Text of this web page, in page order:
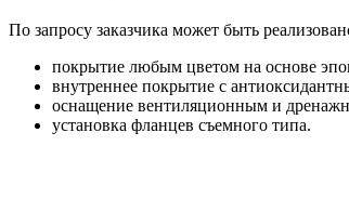
По запросу заказчика может быть
покрытие любым цветом на основе
внутреннее покрытие с
оснащение вентиляционным и
установка фланцев съемного типа.